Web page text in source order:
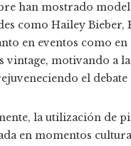
han mostrado
como Hailey Bieber,
en eventos como
vintage, motivando a
el debate
la utilización de
en momentos